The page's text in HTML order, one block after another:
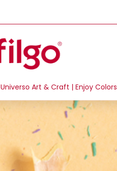
Universo Art & Craft | Enjoy Colors